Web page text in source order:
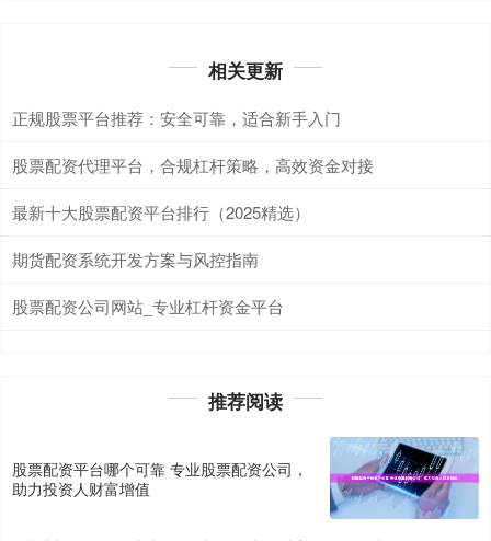
相关更新
正规股票平台推荐：安全可靠，适合新手入门
股票配资代理平台，合规杠杆策略，高效资金对接
最新十大股票配资平台排行（2025精选）
期货配资系统开发方案与风控指南
股票配资公司网站_专业杠杆资金平台
推荐阅读
股票配资平台哪个可靠 专业股票配资公司，
助力投资人财富增值